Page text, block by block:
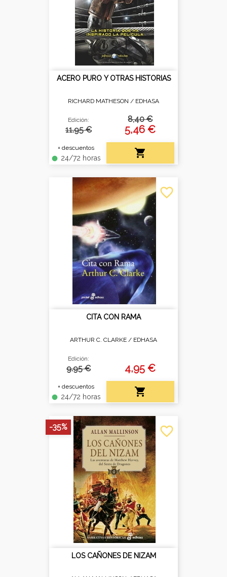
ACERO PURO Y OTRAS HISTORIAS
RICHARD MATHESON / EDHASA
Edición:
11.95 €
+ descuentos
fiber_manual_record 24/72 horas
8,40 €
5,46 €

CITA CON RAMA
ARTHUR C. CLARKE / EDHASA
Edición:
9.95 €
+ descuentos
fiber_manual_record 24/72 horas
4,95 €

favorite_border
LOS CAÑONES DE NIZAM
favorite_border
-35%